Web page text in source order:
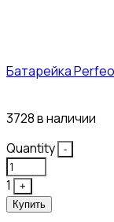
Батарейка
3728 в наличии
Quantity
-
1
+
Купить